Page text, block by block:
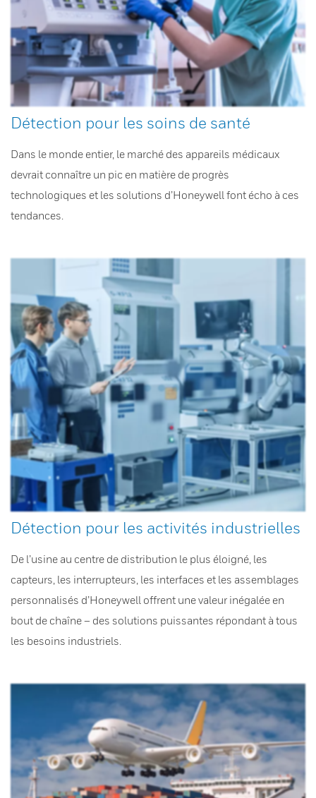
Détection pour les soins de santé
Dans le monde entier, le marché des appareils médicaux
devrait connaître un pic en matière de progrès
technologiques et les solutions d’Honeywell font écho à ces
tendances.
Détection pour les activités industrielles
De l’usine au centre de distribution le plus éloigné, les
capteurs, les interrupteurs, les interfaces et les assemblages
personnalisés d’Honeywell offrent une valeur inégalée en
bout de chaîne – des solutions puissantes répondant à tous
les besoins industriels.